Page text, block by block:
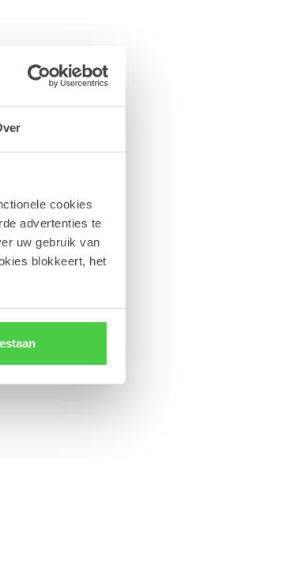
cookies
advertenties te
uw gebruik van
blokkeert, het